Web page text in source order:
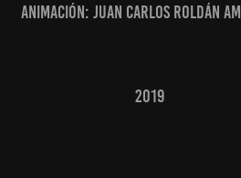
Animación: Juan Carlos Roldán
2019